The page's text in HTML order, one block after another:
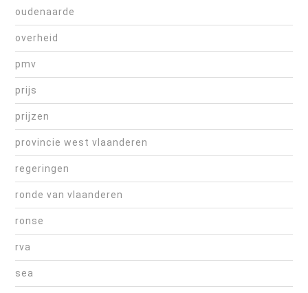
oudenaarde
overheid
pmv
prijs
prijzen
provincie west vlaanderen
regeringen
ronde van vlaanderen
ronse
rva
sea